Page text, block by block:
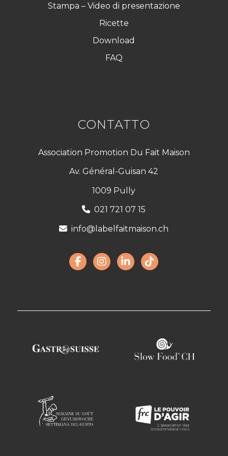
Stampa – Video di presentazione
Ricette
Download
FAQ
CONTATTO
Association Promotion Du Fait Maison
Av. Général-Guisan 42
1009 Pully
021 721 07 15
info@labelfaitmaison.ch